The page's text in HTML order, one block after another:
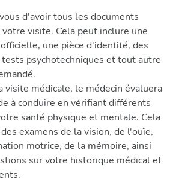
d'avoir tous les documents
visite. Cela peut inclure une
une pièce d'identité, des
psychotechniques et tout autre
visite médicale, le médecin évaluera
à conduire en vérifiant différents
santé physique et mentale. Cela
examens de la vision, de l'ouïe,
motrice, de la mémoire, ainsi
sur votre historique médical et